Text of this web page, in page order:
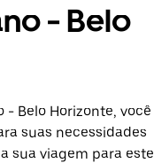
- Belo
- Belo Horizonte, você
suas necessidades
sua viagem para este